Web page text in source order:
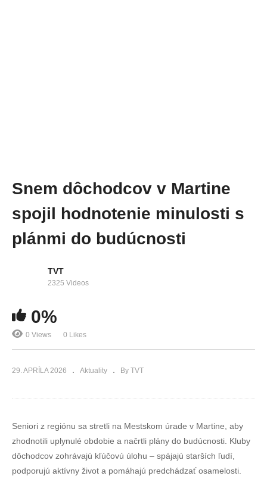
Snem dôchodcov v Martine
spojil hodnotenie minulosti s
plánmi do budúcnosti
TVT
2325 Videos
0%
0 Views 0 Likes
29. APRÍLA 2026 Aktuality By TVT
Seniori z regiónu sa stretli na Mestskom úrade v Martine, aby
zhodnotili uplynulé obdobie a načrtli plány do budúcnosti. Kluby
dôchodcov zohrávajú kľúčovú úlohu – spájajú starších ľudí,
podporujú aktívny život a pomáhajú predchádzať osamelosti.